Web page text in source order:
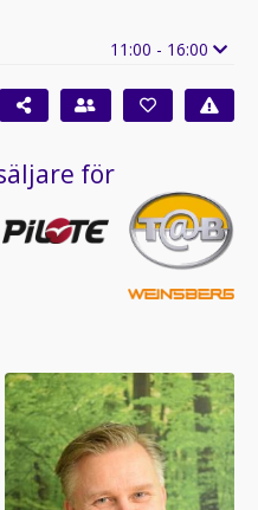
11:00 - 16:00
för